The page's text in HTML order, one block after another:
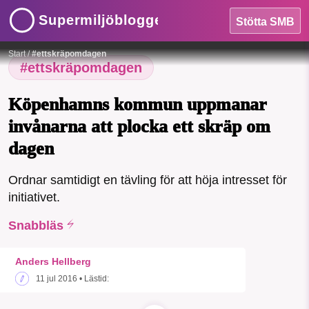
Supermiljöbloggen Stötta SMB
OMRÅDEN
Start/#ettskräpomdagen
#ettskräpomdagen
Köpenhamns kommun uppmanar
invånarna att plocka ett skräp om
dagen
Ordnar samtidigt en tävling för att höja intresset för
initiativet.
Snabbläs
Anders Hellberg
11 jul 2016 • Lästid:
Köpenhamns komuun